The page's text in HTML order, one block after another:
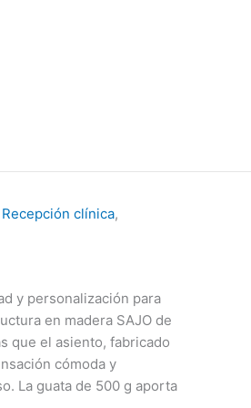
Recepción clínica,
y personalización para
en madera SAJO de
que el asiento, fabricado
cómoda y
La guata de 500 g aporta